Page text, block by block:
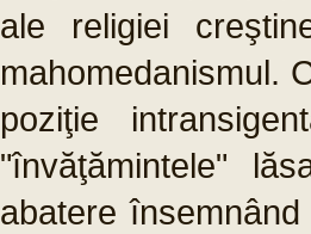
ale religiei
mahomedanismul.
poziţie
"învăţămintele"
abatere